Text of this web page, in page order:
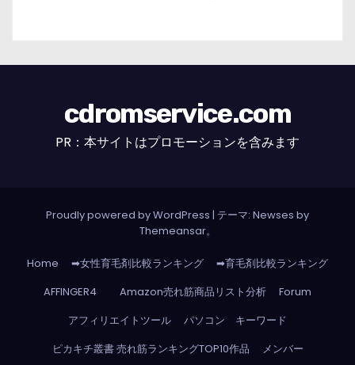
cdromservice.com
PR：本サイトはプロモーションを含みます
Proudly powered by WordPress | テーマ: Newses by
Themeansar。
Home ➡女性育毛剤比較ランキング
➡育毛剤比較ランキング
AFFINGER4
Amazon売れ筋商品リスト分析
Forum
アフィリエイトツール
パソコン キーワード
ピカキチ叢書 売れ筋ランキングTOP10作品
メンバー